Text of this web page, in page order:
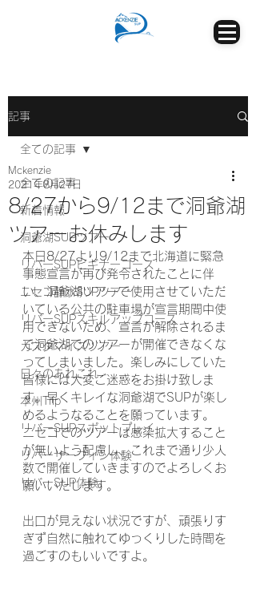
記事
全ての記事
新着情報
洞爺湖SUPツアー
リバーSUPビギナーコース
ニセコ静水SUPツアー
リバーSUPスキルアップコース
カスタマイズツアー
日々のあれこれ
本州Trip
リバーSUPスポットプレイ
リバーサーフィン体験
リバーSUP体験
全ての記事
8/27から9/12まで洞爺湖
ツアーお休みします
Mckenzie
2021年8月27日
本日8/27より9/12まで北海道に緊急
事態宣言が再び発令されたことに伴
い、洞爺湖ツアーで使用させていただ
いている公共の駐車場が宣言期間中使
用できないため、宣言が解除されるま
で洞爺湖でのツアーが開催できなくな
ってしまいました。楽しみにしていた
皆様には大変ご迷惑をお掛け致しま
す。早くキレイな洞爺湖でSUPが楽し
めるようなることを願っています。
ニセコでのツアーは感染拡大すること
が無いよう配慮し、これまで通り少人
数で開催していきますのでよろしくお
願いいたします。
出口が見えない状況ですが、頑張りす
ぎず自然に触れてゆっくりした時間を
過ごすのもいいですよ。